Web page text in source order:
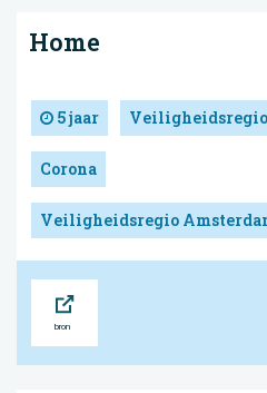
Home
5 jaar Veiligheidsregio
Corona
Veiligheidsregio